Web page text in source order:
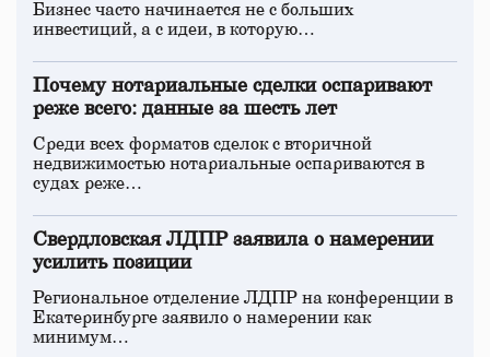
Бизнес часто начинается не с больших
инвестиций, а с идеи, в которую…
Почему нотариальные сделки оспаривают
реже всего: данные за шесть лет
Среди всех форматов сделок с вторичной
недвижимостью нотариальные оспариваются в
судах реже…
Свердловская ЛДПР заявила о намерении
усилить позиции
Региональное отделение ЛДПР на конференции в
Екатеринбурге заявило о намерении как
минимум…